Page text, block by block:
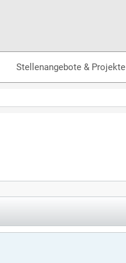
Stellenangebote & Projekte